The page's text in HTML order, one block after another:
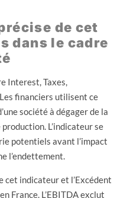
de cet
dans le cadre
Interest, Taxes,
financiers utilisent ce
société à dégager de la
L’indicateur se
potentiels avant l’impact
l’endettement.
indicateur et l’Excédent
France. L’EBITDA exclut